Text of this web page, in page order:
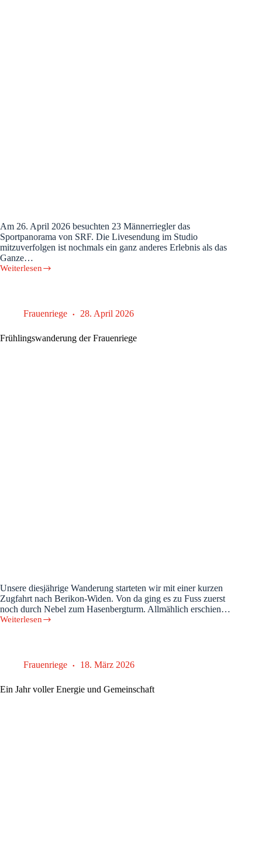
Am 26. April 2026 besuchten 23 Männerriegler das
Sportpanorama von SRF. Die Livesendung im Studio
mitzuverfolgen ist nochmals ein ganz anderes Erlebnis als das
Ganze…
Weiterlesen
Besuch
Frauenriege 28. April 2026
Frühlingswanderung der Frauenriege
Unsere diesjährige Wanderung starteten wir mit einer kurzen
Zugfahrt nach Berikon-Widen. Von da ging es zu Fuss zuerst
noch durch Nebel zum Hasenbergturm. Allmählich erschien…
Weiterlesen
Frühlingswanderung
Frauenriege 18. März 2026
Ein Jahr voller Energie und Gemeinschaft